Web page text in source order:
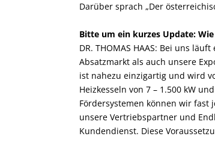
Darüber sprach „Der
Bitte um ein kurzes Update:
DR. THOMAS HAAS: Bei uns
Absatzmarkt als auch unsere
ist nahezu einzigartig und wird
Heizkesseln von 7 – 1.500 kW
Fördersystemen können wir fast
unsere Vertriebspartner und
Kundendienst. Diese